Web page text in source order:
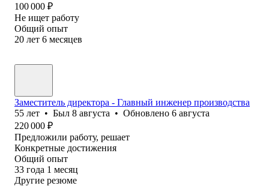
100 000 ₽
Не ищет работу
Общий опыт
20 лет 6 месяцев
Заместитель директора - Главный инженер производства
55 лет • Был 8 августа • Обновлено 6 августа
220 000 ₽
Предложили работу, решает
Конкретные достижения
Общий опыт
33 года 1 месяц
Другие резюме